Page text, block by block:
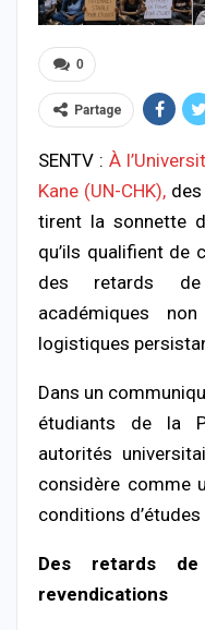
0
Partage
SENTV : À
Kane (UN-CHK),
tirent la sonnette
qu’ils qualifient de
des retards
académiques
logistiques
Dans un
étudiants de la
autorités
considère comme
conditions
Des retards
revendications